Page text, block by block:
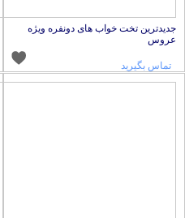
جدیدترین تخت خواب های دونفره ویژه
عروس
تماس بگیرید